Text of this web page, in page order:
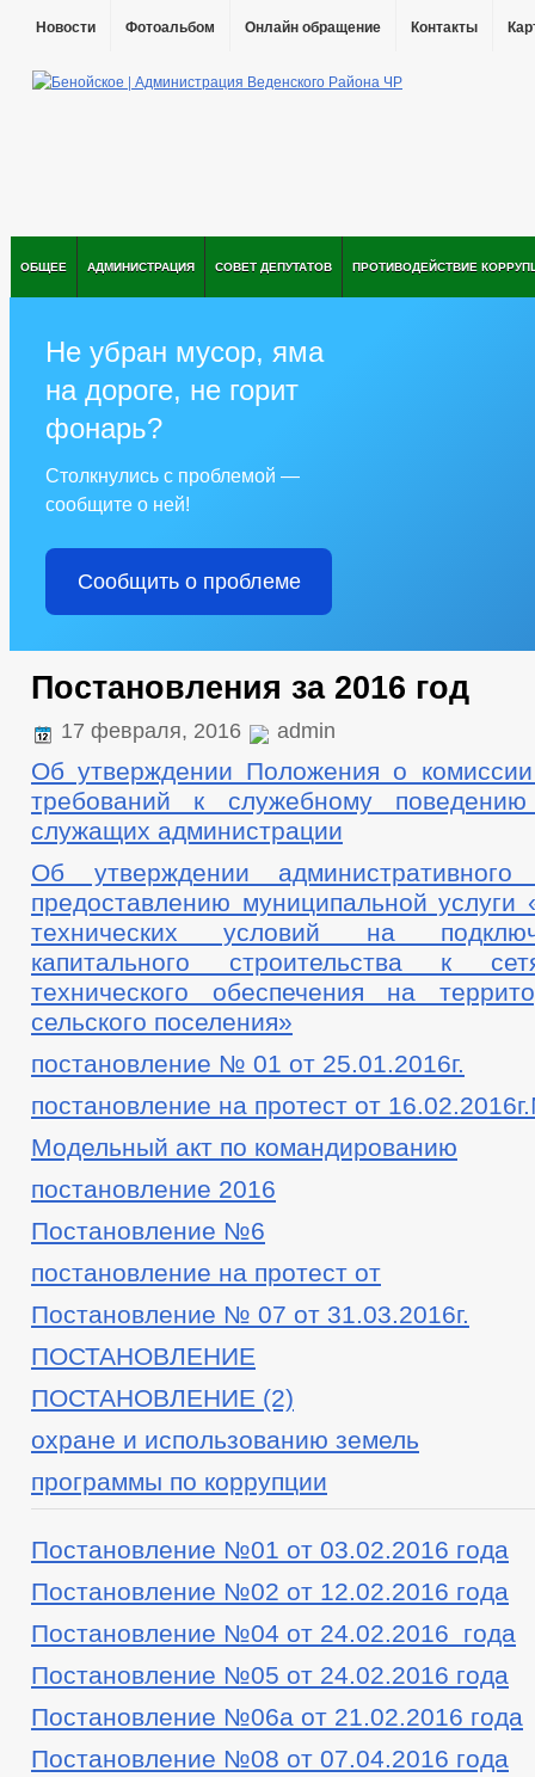
Новости Фотоальбом Онлайн обращение Контакты
ОБЩЕЕ АДМИНИСТРАЦИЯ СОВЕТ ДЕПУТАТОВ ПРОТИВОДЕЙСТВИЕ
Не убран мусор, яма
на дороге, не горит
фонарь?
Столкнулись с проблемой —
сообщите о ней!
Сообщить о проблеме
Постановления за 2016 год
17 февраля, 2016 admin
Об утверждении Положения о
требований к служебному поведению
служащих администрации
Об утверждении
предоставлению муниципальной услуги
технических условий на
капитального строительства к
технического обеспечения на
сельского поселения»
постановление № 01 от 25.01.2016г.
постановление на протест от
Модельный акт по командированию
постановление 2016
Постановление №6
постановление на протест от
Постановление № 07 от 31.03.2016г.
ПОСТАНОВЛЕНИЕ
ПОСТАНОВЛЕНИЕ (2)
охране и использованию земель
программы по коррупции
Постановление №01 от 03.02.2016 года
Постановление №02 от 12.02.2016 года
Постановление №04 от 24.02.2016 года
Постановление №05 от 24.02.2016 года
Постановление №06а от 21.02.2016 года
Постановление №08 от 07.04.2016 года